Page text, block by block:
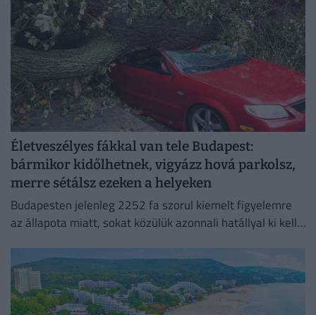
Életveszélyes fákkal van tele Budapest:
bármikor kidőlhetnek, vigyázz hová parkolsz,
merre sétálsz ezeken a helyeken
Budapesten jelenleg 2252 fa szorul kiemelt figyelemre
az állapota miatt, sokat közülük azonnali hatállyal ki kell